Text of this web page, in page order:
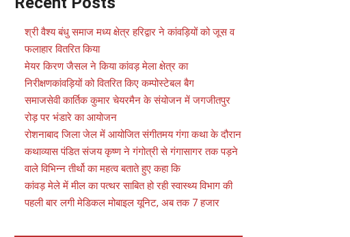
श्री वैश्य बंधु समाज मध्य क्षेत्र हरिद्वार ने कांवड़ियों को जूस व
फलाहार वितरित किया
मेयर किरण जैसल ने किया कांवड़ मेला क्षेत्र का
निरीक्षणकांवड़ियों को वितरित किए कम्पोस्टेबल बैग
समाजसेवी कार्तिक कुमार चेयरमैन के संयोजन में जगजीतपुर
रोड़ पर भंडारे का आयोजन
रोशनाबाद जिला जेल में आयोजित संगीतमय गंगा कथा के दौरान
कथाव्यास पंडित संजय कृष्ण ने गंगोत्री से गंगासागर तक पड़ने
वाले विभिन्न तीर्थो का महत्व बताते हुए कहा कि
कांवड़ मेले में मील का पत्थर साबित हो रही स्वास्थ्य विभाग की
पहली बार लगी मेडिकल मोबाइल यूनिट, अब तक 7 हजार